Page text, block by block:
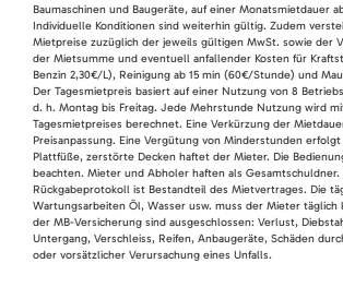
Baumaschinen und Baugeräte, auf einer Monatsmietdauer
Individuelle Konditionen sind weiterhin gültig. Zudem
Mietpreise zuzüglich der jeweils gültigen MwSt. sowie der
der Mietsumme und eventuell anfallender Kosten für
Benzin 2,30€/L), Reinigung ab 15 min (60€/Stunde) und
Der Tagesmietpreis basiert auf einer Nutzung von 8
d. h. Montag bis Freitag. Jede Mehrstunde Nutzung wird
Tagesmietpreises berechnet. Eine Verkürzung der
Preisanpassung. Eine Vergütung von Minderstunden
Plattfüße, zerstörte Decken haftet der Mieter. Die
beachten. Mieter und Abholer haften als Gesamtschuldner.
Rückgabeprotokoll ist Bestandteil des Mietvertrages. Die
Wartungsarbeiten Öl, Wasser usw. muss der Mieter
der MB-Versicherung sind ausgeschlossen: Verlust,
Untergang, Verschleiss, Reifen, Anbaugeräte, Schäden
oder vorsätzlicher Verursachung eines Unfalls.